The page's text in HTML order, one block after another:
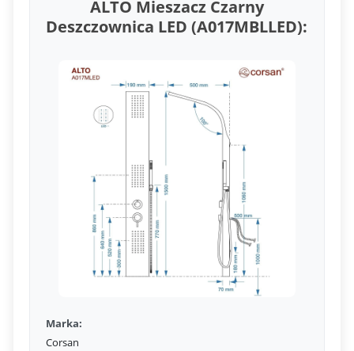
ALTO Mieszacz Czarny
Deszczownica LED (A017MBLLED):
Marka:
Corsan